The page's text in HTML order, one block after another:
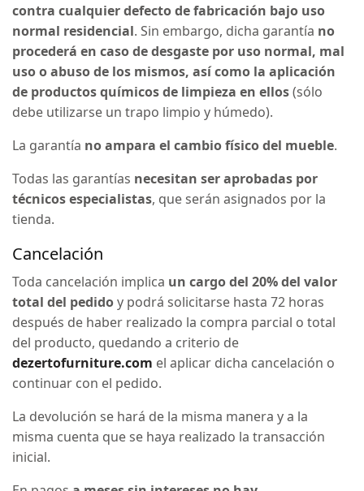
contra cualquier defecto de fabricación bajo uso
normal residencial. Sin embargo, dicha garantía no
procederá en caso de desgaste por uso normal, mal
uso o abuso de los mismos, así como la aplicación
de productos químicos de limpieza en ellos(sólo
debe utilizarse un trapo limpio y húmedo).
La garantía no ampara el cambio físico del mueble.
Todas las garantías necesitan ser aprobadas por
técnicos especialistas, que serán asignados por la
tienda.
Cancelación
Toda cancelación implica un cargo del 20% del valor
total del pedidoy podrá solicitarse hasta 72 horas
después de haber realizado la compra parcial o total
del producto, quedando a criterio de
dezertofurniture.com el aplicar dicha cancelación o
continuar con el pedido.
La devolución se hará de la misma manera y a la
misma cuenta que se haya realizado la transacción
inicial.